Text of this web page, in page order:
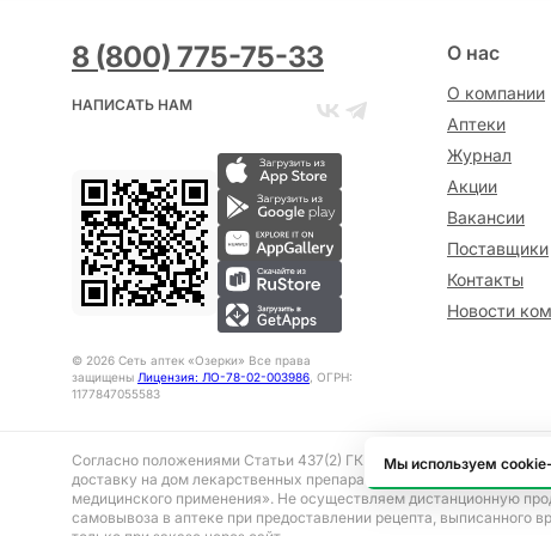
8 (800) 775-75-33
НАПИСАТЬ НАМ
© 2026 Сеть аптек «Озерки» Все права
защищены Лицензия: ЛО-78-02-003986, ОГРН:
1177847055583
О нас
О компании
Аптеки
Журнал
Акции
Вакансии
Поставщики
Контакты
Новости
Согласно положениями Статьи 437(2) ГК РФ представленная на
доставку на дом лекарственных препаратов, отпускаемым без
медицинского применения». Не осуществляем дистанционную
самовывоза в аптеке при предоставлении рецепта, выписанного
Мы используем